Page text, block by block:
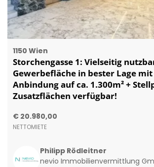
1150 Wien
Storchengasse 1: Vielseitig
Gewerbefläche in bester Lage mit
Anbindung auf ca. 1.300m² +
Zusatzflächen verfügbar!
€ 20.980,00
NETTOMIETE
Philipp Rödleitner
nevio Immobilienvermittlung